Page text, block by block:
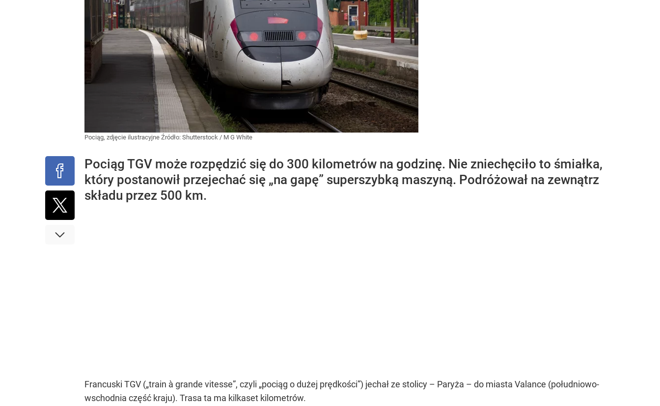
Pociąg, zdjęcie ilustracyjne Źródło: Shutterstock / M G White
Pociąg TGV może rozpędzić się do 300 kilometrów na godzinę. Nie zniechęciło to śmiałka,
który postanowił przejechać się „na gapę” superszybką maszyną. Podróżował na zewnątrz
składu przez 500 km.
Francuski TGV („train à grande vitesse”, czyli „pociąg o dużej prędkości”) jechał ze stolicy – Paryża – do miasta Valance (południowo-
wschodnia część kraju). Trasa ta ma kilkaset kilometrów.